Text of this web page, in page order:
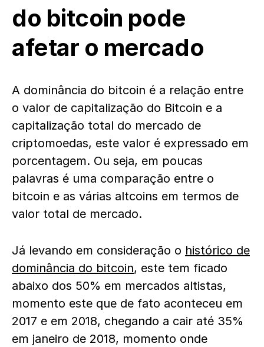
do bitcoin pode
afetar o mercado
A dominância do bitcoin é a relação entre
o valor de capitalização do Bitcoin e a
capitalização total do mercado de
criptomoedas, este valor é expressado em
porcentagem. Ou seja, em poucas
palavras é uma comparação entre o
bitcoin e as várias altcoins em termos de
valor total de mercado.
Já levando em consideração o histórico de
dominância do bitcoin, este tem ficado
abaixo dos 50% em mercados altistas,
momento este que de fato aconteceu em
2017 e em 2018, chegando a cair até 35%
em janeiro de 2018, momento onde